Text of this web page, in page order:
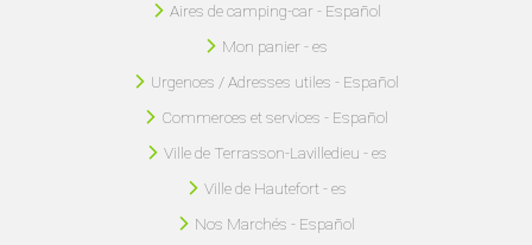
Aires de camping-car - Español
Mon panier - es
Urgences / Adresses utiles - Español
Commerces et services - Español
Ville de Terrasson-Lavilledieu - es
Ville de Hautefort - es
Nos Marchés - Español